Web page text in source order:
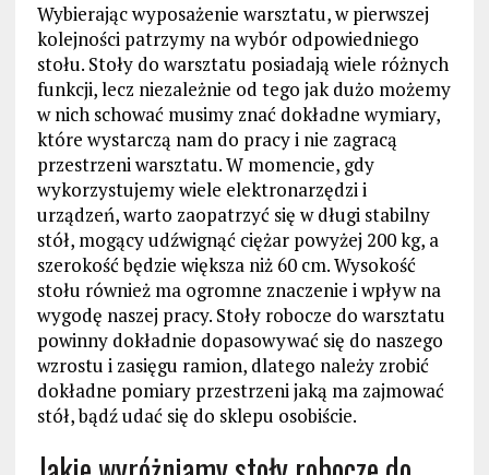
Wybierając wyposażenie warsztatu, w pierwszej
kolejności patrzymy na wybór odpowiedniego
stołu. Stoły do warsztatu posiadają wiele różnych
funkcji, lecz niezależnie od tego jak dużo możemy
w nich schować musimy znać dokładne wymiary,
które wystarczą nam do pracy i nie zagracą
przestrzeni warsztatu. W momencie, gdy
wykorzystujemy wiele elektronarzędzi i
urządzeń, warto zaopatrzyć się w długi stabilny
stół, mogący udźwignąć ciężar powyżej 200 kg, a
szerokość będzie większa niż 60 cm. Wysokość
stołu również ma ogromne znaczenie i wpływ na
wygodę naszej pracy. Stoły robocze do warsztatu
powinny dokładnie dopasowywać się do naszego
wzrostu i zasięgu ramion, dlatego należy zrobić
dokładne pomiary przestrzeni jaką ma zajmować
stół, bądź udać się do sklepu osobiście.